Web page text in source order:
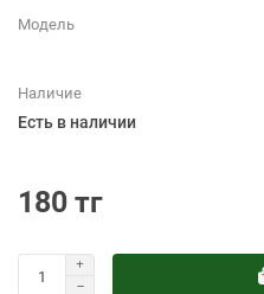
Модель
Наличие
Есть в наличии
180 тг